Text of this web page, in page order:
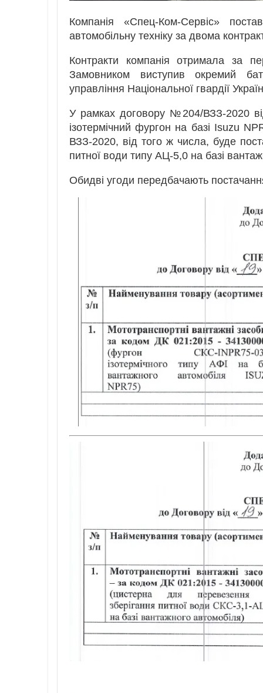
Компанія «Спец-Ком-Сервіс»
автомобільну техніку за двома
Контракти компанія отримала за
Замовником виступив окремий
управління Національної гвардії
У рамках договору №204/ВЗЗ-2020
ізотермічний фургон на базі Isuzu
ВЗЗ-2020, від того ж числа, буде
питної води типу АЦ-5,0 на базі
Обидві угоди передбачають